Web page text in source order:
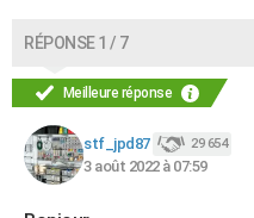
RÉPONSE 1 / 7
Meilleure réponse
stf_jpd87 29 654
3 août 2022 à 07:59